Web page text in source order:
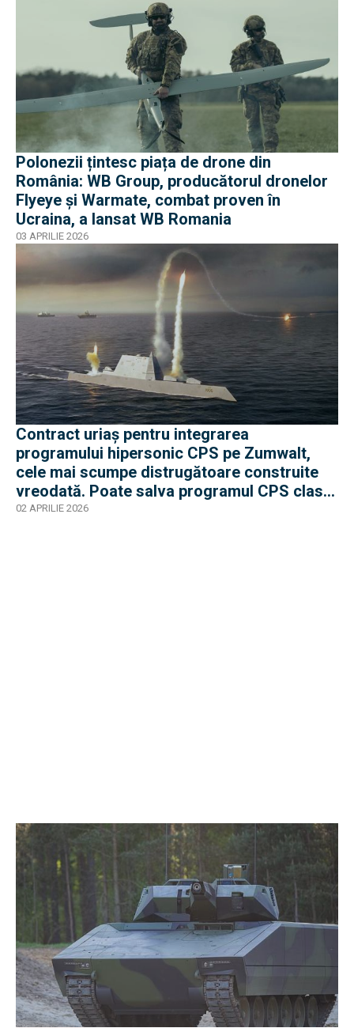
Polonezii țintesc piața de drone din
România: WB Group, producătorul dronelor
Flyeye și Warmate, combat proven în
Ucraina, a lansat WB Romania
03 APRILIE 2026
Contract uriaș pentru integrarea
programului hipersonic CPS pe Zumwalt,
cele mai scumpe distrugătoare construite
vreodată. Poate salva programul CPS clasa
care s-a oprit la 3 nave?
02 APRILIE 2026
EXCLUSIV